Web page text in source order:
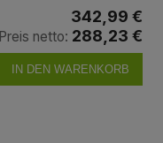
342,99 €
Preis netto: 288,23 €
IN DEN WARENKORB